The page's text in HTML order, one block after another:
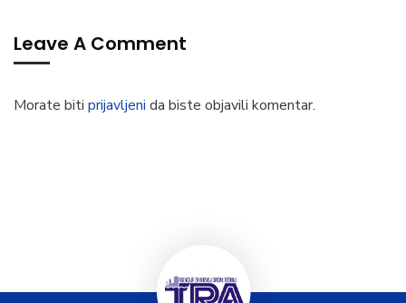
Leave A Comment
Morate biti prijavljeni da biste objavili komentar.